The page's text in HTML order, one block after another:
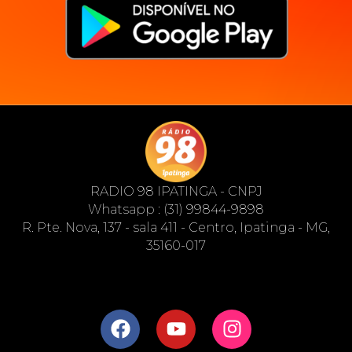
RADIO 98 IPATINGA - CNPJ
Whatsapp : (31) 99844-9898
R. Pte. Nova, 137 - sala 411 - Centro, Ipatinga - MG,
35160-017